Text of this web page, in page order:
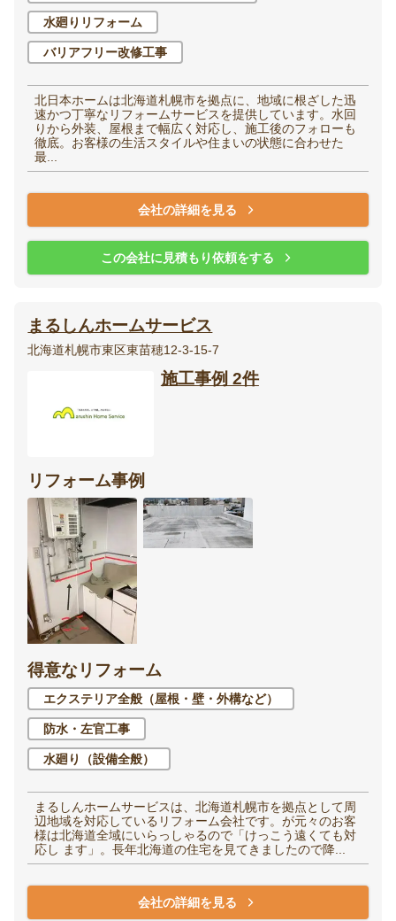
水廻りリフォーム
バリアフリー改修工事
北日本ホームは北海道札幌市を拠点に、地域に根ざした迅
速かつ丁寧なリフォームサービスを提供しています。水回
りから外装、屋根まで幅広く対応し、施工後のフォローも
徹底。お客様の生活スタイルや住まいの状態に合わせた
最...
会社の詳細を見る
この会社に見積もり依頼をする
まるしんホームサービス
北海道札幌市東区東苗穂12-3-15-7
施工事例 2件
リフォーム事例
得意なリフォーム
エクステリア全般（屋根・壁・外構など）
防水・左官工事
水廻り（設備全般）
まるしんホームサービスは、北海道札幌市を拠点として周
辺地域を対応しているリフォーム会社です。が元々のお客
様は北海道全域にいらっしゃるので「けっこう遠くても対
応し ます」。長年北海道の住宅を見てきましたので降...
会社の詳細を見る